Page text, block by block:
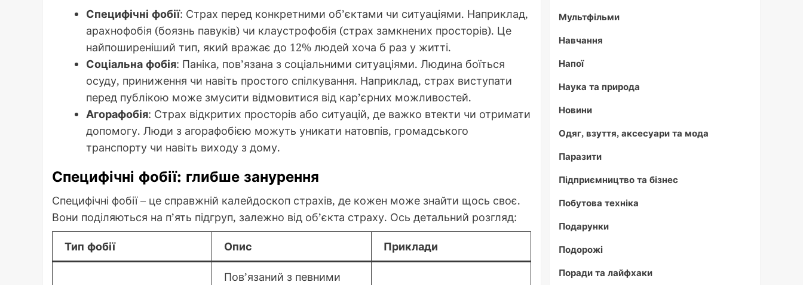
Специфічні фобії: Страх перед конкретними об’єктами чи ситуаціями. Наприклад,
арахнофобія (боязнь павуків) чи клаустрофобія (страх замкнених просторів). Це
найпоширеніший тип, який вражає до 12% людей хоча б раз у житті.
Соціальна фобія: Паніка, пов’язана з соціальними ситуаціями. Людина боїться
осуду, приниження чи навіть простого спілкування. Наприклад, страх виступати
перед публікою може змусити відмовитися від кар’єрних можливостей.
Агорафобія: Страх відкритих просторів або ситуацій, де важко втекти чи отримати
допомогу. Люди з агорафобією можуть уникати натовпів, громадського
транспорту чи навіть виходу з дому.
Специфічні фобії: глибше занурення
Специфічні фобії – це справжній калейдоскоп страхів, де кожен може знайти щось своє.
Вони поділяються на п’ять підгруп, залежно від об’єкта страху. Ось детальний розгляд:
Тип фобії Опис Приклади
Пов’язаний з певними
Мультфільми
Навчання
Напої
Наука та природа
Новини
Одяг, взуття, аксесуари та мода
Паразити
Підприємництво та бізнес
Побутова техніка
Подарунки
Подорожі
Поради та лайфхаки